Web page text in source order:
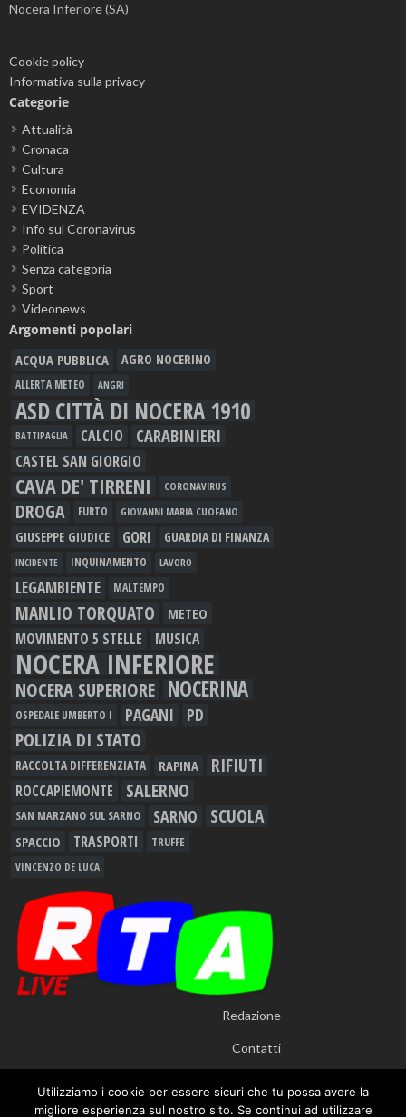
Nocera Inferiore (SA)
Cookie policy
Informativa sulla privacy
Categorie
Attualità
Cronaca
Cultura
Economia
EVIDENZA
Info sul Coronavirus
Politica
Senza categoria
Sport
Videonews
Argomenti popolari
ACQUA PUBBLICA AGRO NOCERINO
ALLERTA METEO ANGRI
ASD CITTÀ DI NOCERA 1910
BATTIPAGLIA CALCIO CARABINIERI
CASTEL SAN GIORGIO
CAVA DE' TIRRENI CORONAVIRUS
DROGA FURTO GIOVANNI MARIA CUOFANO
GIUSEPPE GIUDICE GORI GUARDIA DI FINANZA
INCIDENTE INQUINAMENTO LAVORO
LEGAMBIENTE MALTEMPO
MANLIO TORQUATO METEO
MOVIMENTO 5 STELLE MUSICA
NOCERA INFERIORE
NOCERA SUPERIORE NOCERINA
OSPEDALE UMBERTO I PAGANI PD
POLIZIA DI STATO
RACCOLTA DIFFERENZIATA RAPINA RIFIUTI
ROCCAPIEMONTE SALERNO
SAN MARZANO SUL SARNO SARNO SCUOLA
SPACCIO TRASPORTI TRUFFE
VINCENZO DE LUCA
Redazione
Contatti
Utilizziamo i cookie per essere sicuri che tu possa avere la
migliore esperienza sul nostro sito. Se continui ad utilizzare